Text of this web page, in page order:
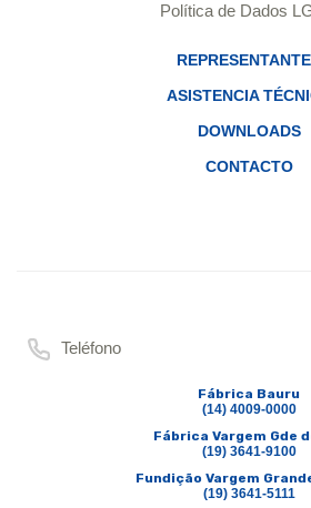
Política de Dados
ASISTENCIA
DOWNLOADS
CONTACTO
Teléfono
Fábrica Bauru
(14) 4009-0000
Fábrica Vargem Gde
(19) 3641-9100
Fundição Vargem
(19) 3641-5111